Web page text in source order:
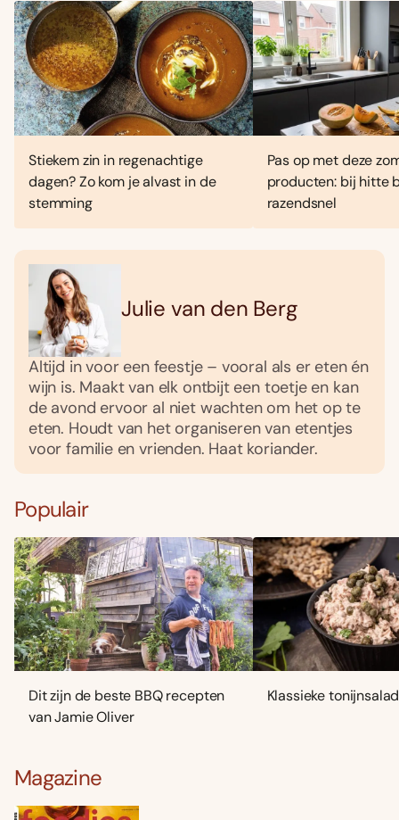
Stiekem zin in regenachtige
dagen? Zo kom je alvast in de
stemming
Pas op met deze
producten: bij hitte
razendsnel
Julie van den Berg
Altijd in voor een feestje – vooral als er eten én
wijn is. Maakt van elk ontbijt een toetje en kan
de avond ervoor al niet wachten om het op te
eten. Houdt van het organiseren van etentjes
voor familie en vrienden. Haat koriander.
Populair
Dit zijn de beste BBQ recepten
van Jamie Oliver
Klassieke
Magazine